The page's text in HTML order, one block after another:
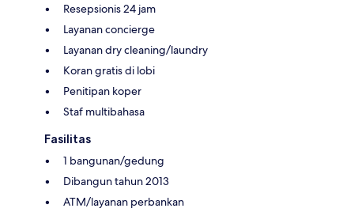
Resepsionis 24 jam
Layanan concierge
Layanan dry cleaning/laundry
Koran gratis di lobi
Penitipan koper
Staf multibahasa
Fasilitas
1 bangunan/gedung
Dibangun tahun 2013
ATM/layanan perbankan